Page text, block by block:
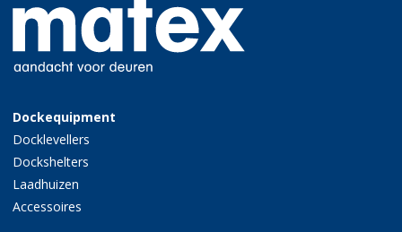
Dockequipment
Docklevellers
Dockshelters
Laadhuizen
Accessoires